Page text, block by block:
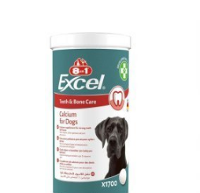
Хозряд - господарчі товари
Популярні зоотовари
Архів / Знято з виробництва